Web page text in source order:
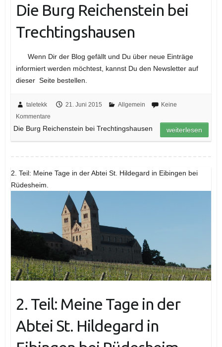
Die Burg Reichenstein bei
Trechtingshausen
Wenn Dir der Blog gefällt und Du über neue Einträge
informiert werden möchtest, kannst Du den Newsletter auf
dieser Seite bestellen.
taletekk 21. Juni 2015 Allgemein
Keine
Kommentare
Die Burg Reichenstein bei Trechtingshausen weiterlesen
2. Teil: Meine Tage in der Abtei St. Hildegard in Eibingen bei
Rüdesheim.
2. Teil: Meine Tage in der
Abtei St. Hildegard in